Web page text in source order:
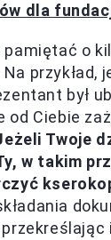
dla
pamiętać o
przykład,
był
od Ciebie
Twoje
w takim